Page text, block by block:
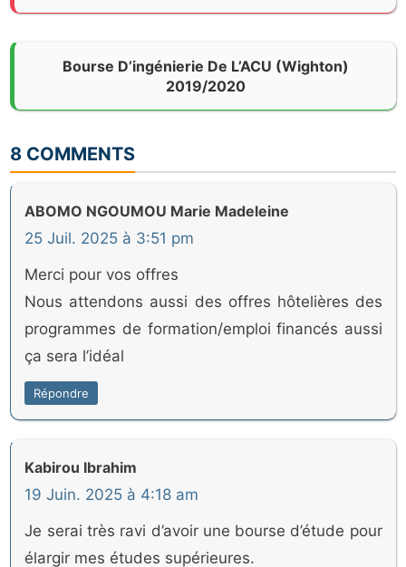
Bourse D’ingénierie De L’ACU (Wighton)
2019/2020
8 COMMENTS
ABOMO NGOUMOU Marie Madeleine
25 Juil. 2025 à 3:51 pm
Merci pour vos offres
Nous attendons aussi des offres hôtelières des
programmes de formation/emploi financés aussi
ça sera l’idéal
Répondre
Kabirou Ibrahim
19 Juin. 2025 à 4:18 am
Je serai très ravi d’avoir une bourse d’étude pour
élargir mes études supérieures.